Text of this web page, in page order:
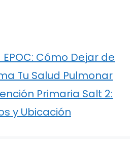
Cómo Dejar de
Tu Salud Pulmonar
Primaria Salt 2:
y Ubicación